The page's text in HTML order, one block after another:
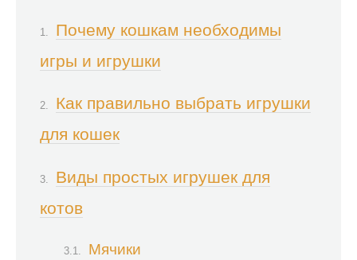
Почему кошкам необходимы
игры и игрушки
Как правильно выбрать игрушки
для кошек
Виды простых игрушек для
котов
Мячики